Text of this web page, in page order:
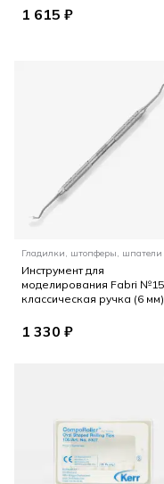
1 615 ₽
Гладилки, штопферы, шпатели
Инструмент для
моделирования Fabri
классическая ручка (6 мм)
1 330 ₽